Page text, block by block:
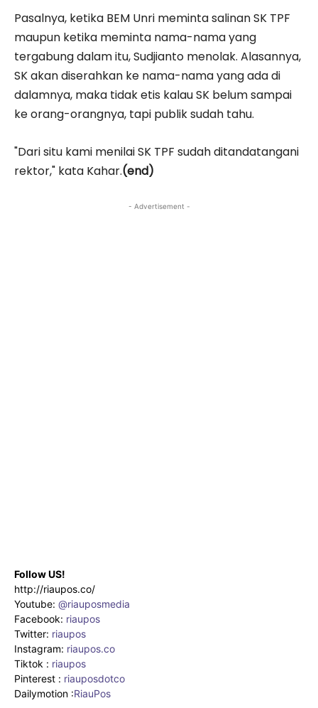
Pasalnya, ketika BEM Unri meminta salinan SK TPF
maupun ketika meminta nama-nama yang
tergabung dalam itu, Sudjianto menolak. Alasannya,
SK akan diserahkan ke nama-nama yang ada di
dalamnya, maka tidak etis kalau SK belum sampai
ke orang-orangnya, tapi publik sudah tahu.
"Dari situ kami menilai SK TPF sudah ditandatangani
rektor," kata Kahar.(end)
- Advertisement -
Follow US!
http://riaupos.co/
Youtube: @riauposmedia
Facebook: riaupos
Twitter: riaupos
Instagram: riaupos.co
Tiktok : riaupos
Pinterest : riauposdotco
Dailymotion :RiauPos